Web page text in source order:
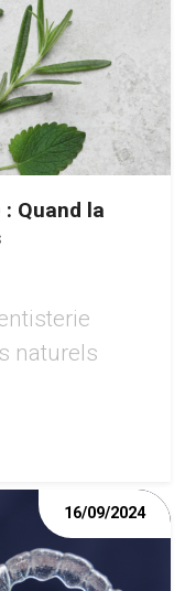
Quand la
naturels
16/09/2024